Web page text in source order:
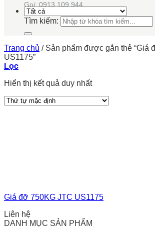
Gọi: 0913 109 944
Tìm kiếm:
Trang chủ /Sản phẩm được gắn thẻ “Giá
US1175”
Lọc
Hiển thị kết quả duy nhất
Giá đỡ 750KG JTC US1175
Liên hệ
DANH MỤC SẢN PHẨM